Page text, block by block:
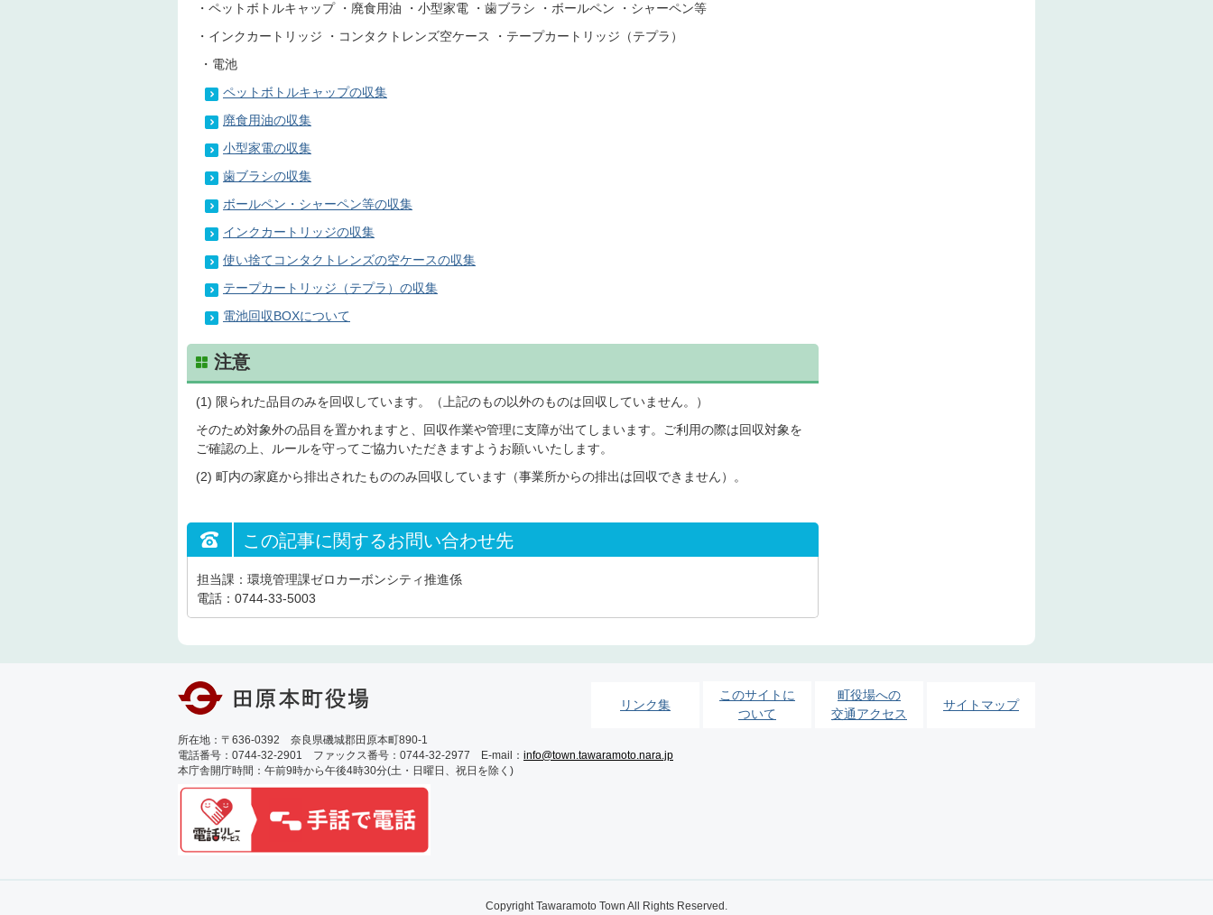
・ペットボトルキャップ ・廃食用油 ・小型家電 ・歯ブラシ ・ボールペン ・シャーペン等
・インクカートリッジ ・コンタクトレンズ空ケース ・テープカートリッジ（テプラ）
・電池
ペットボトルキャップの収集
廃食用油の収集
小型家電の収集
歯ブラシの収集
ボールペン・シャーペン等の収集
インクカートリッジの収集
使い捨てコンタクトレンズの空ケースの収集
テープカートリッジ（テプラ）の収集
電池回収BOXについて
注意
(1) 限られた品目のみを回収しています。（上記のもの以外のものは回収していません。）
そのため対象外の品目を置かれますと、回収作業や管理に支障が出てしまいます。ご利用の際は回収対象を
ご確認の上、ルールを守ってご協力いただきますようお願いいたします。
(2) 町内の家庭から排出されたもののみ回収しています（事業所からの排出は回収できません）。
この記事に関するお問い合わせ先
担当課：環境管理課ゼロカーボンシティ推進係
電話：0744-33-5003
リンク集
このサイトに
ついて
町役場への
交通アクセス
サイトマップ
所在地：〒636-0392 奈良県磯城郡田原本町890-1
電話番号：0744-32-2901 ファックス番号：0744-32-2977 E-mail： info@town.tawaramoto.nara.jp
本庁舎開庁時間：午前9時から午後4時30分(土・日曜日、祝日を除く)
Copyright Tawaramoto Town All Rights Reserved.